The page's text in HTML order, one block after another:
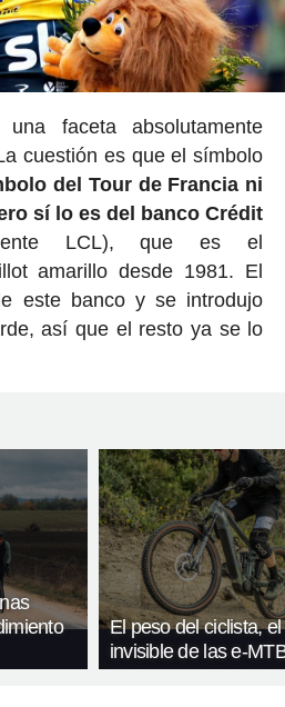
faceta absolutamente
cuestión es que el símbolo
del Tour de Francia ni
sí lo es del banco Crédit
LCL), que es el
amarillo desde 1981. El
este banco y se introdujo
así que el resto ya se lo
El peso del ciclista,
invisible de las e-